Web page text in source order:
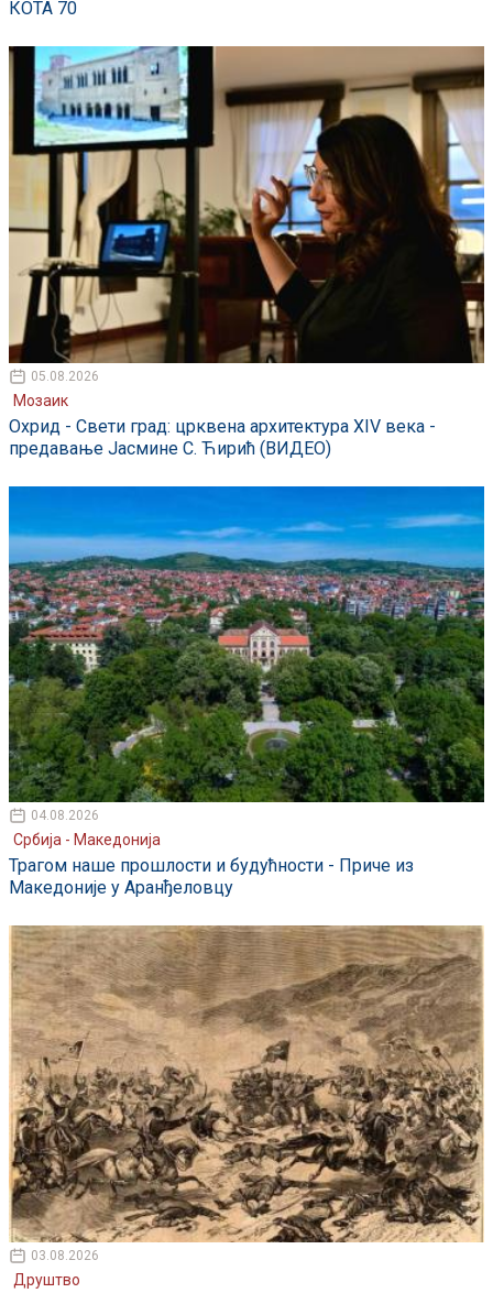
КОТА 70
05.08.2026
Мозаик
Охрид - Свети град: црквена архитектура XIV века -
предавање Јасмине С. Ћирић (ВИДЕО)
04.08.2026
Србија - Македонија
Трагом наше прошлости и будућности - Приче из
Македоније у Аранђеловцу
03.08.2026
Друштво